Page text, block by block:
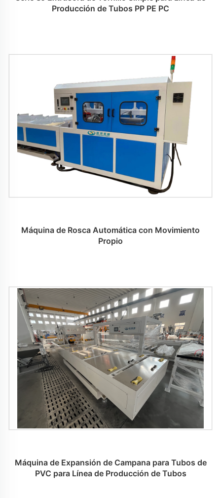
Producción de Tubos PP PE PC
Máquina de Rosca Automática con Movimiento
Propio
Máquina de Expansión de Campana para Tubos de
PVC para Línea de Producción de Tubos